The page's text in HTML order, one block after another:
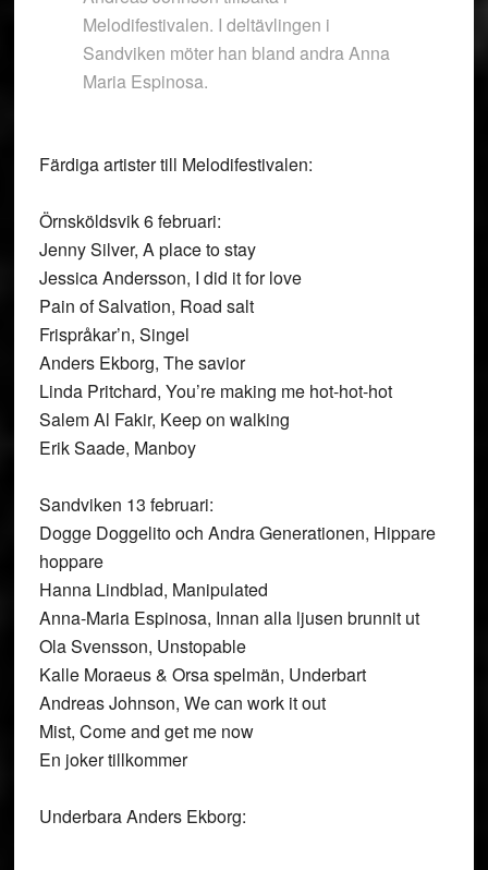
Melodifestivalen. I deltävlingen i
Sandviken möter han bland andra Anna
Maria Espinosa.
Färdiga artister till Melodifestivalen:
Örnsköldsvik 6 februari:
Jenny Silver, A place to stay
Jessica Andersson, I did it for love
Pain of Salvation, Road salt
Frispråkar’n, Singel
Anders Ekborg, The savior
Linda Pritchard, You’re making me hot-hot-hot
Salem Al Fakir, Keep on walking
Erik Saade, Manboy
Sandviken 13 februari:
Dogge Doggelito och Andra Generationen, Hippare
hoppare
Hanna Lindblad, Manipulated
Anna-Maria Espinosa, Innan alla ljusen brunnit ut
Ola Svensson, Unstopable
Kalle Moraeus & Orsa spelmän, Underbart
Andreas Johnson, We can work it out
Mist, Come and get me now
En joker tillkommer
Underbara Anders Ekborg: